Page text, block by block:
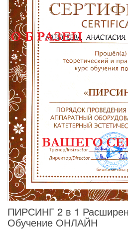
ПИРСИНГ 2 в 1
Обучение ОНЛАЙН